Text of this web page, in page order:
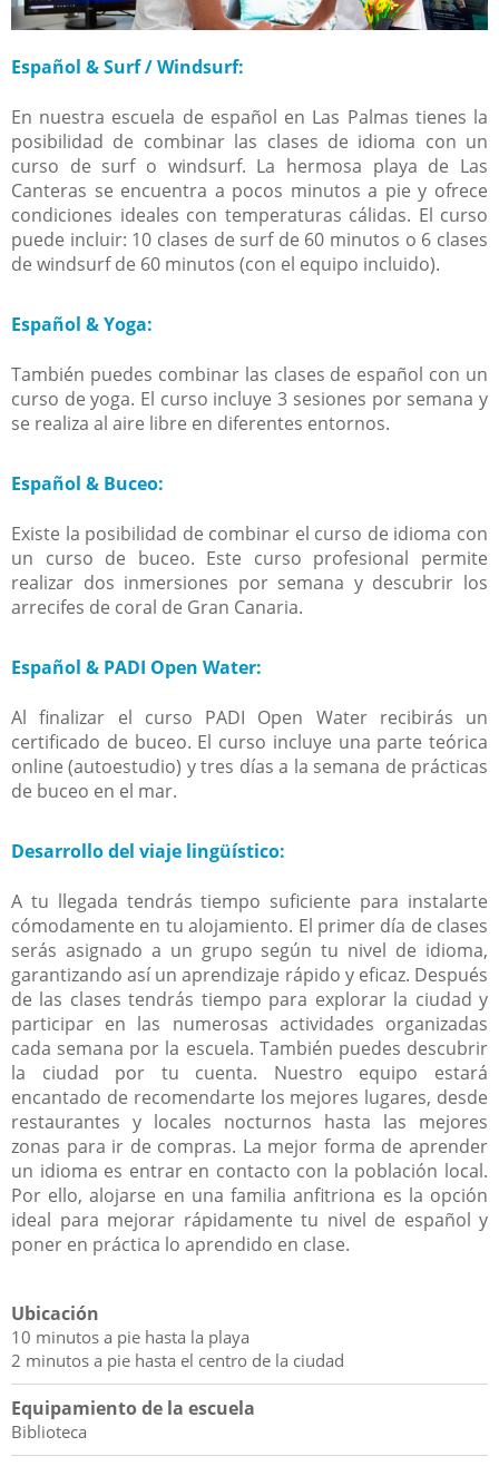
Español & Surf / Windsurf:
En nuestra escuela de español en Las Palmas tienes la
posibilidad de combinar las clases de idioma con un
curso de surf o windsurf. La hermosa playa de Las
Canteras se encuentra a pocos minutos a pie y ofrece
condiciones ideales con temperaturas cálidas. El curso
puede incluir: 10 clases de surf de 60 minutos o 6 clases
de windsurf de 60 minutos (con el equipo incluido).
Español & Yoga:
También puedes combinar las clases de español con un
curso de yoga. El curso incluye 3 sesiones por semana y
se realiza al aire libre en diferentes entornos.
Español & Buceo:
Existe la posibilidad de combinar el curso de idioma con
un curso de buceo. Este curso profesional permite
realizar dos inmersiones por semana y descubrir los
arrecifes de coral de Gran Canaria.
Español & PADI Open Water:
Al finalizar el curso PADI Open Water recibirás un
certificado de buceo. El curso incluye una parte teórica
online (autoestudio) y tres días a la semana de prácticas
de buceo en el mar.
Desarrollo del viaje lingüístico:
A tu llegada tendrás tiempo suficiente para instalarte
cómodamente en tu alojamiento. El primer día de clases
serás asignado a un grupo según tu nivel de idioma,
garantizando así un aprendizaje rápido y eficaz. Después
de las clases tendrás tiempo para explorar la ciudad y
participar en las numerosas actividades organizadas
cada semana por la escuela. También puedes descubrir
la ciudad por tu cuenta. Nuestro equipo estará
encantado de recomendarte los mejores lugares, desde
restaurantes y locales nocturnos hasta las mejores
zonas para ir de compras. La mejor forma de aprender
un idioma es entrar en contacto con la población local.
Por ello, alojarse en una familia anfitriona es la opción
ideal para mejorar rápidamente tu nivel de español y
poner en práctica lo aprendido en clase.
Ubicación
10 minutos a pie hasta la playa
2 minutos a pie hasta el centro de la ciudad
Equipamiento de la escuela
Biblioteca